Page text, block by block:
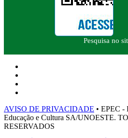
Pesquisa no
AVISO DE PRIVACIDADE • EPEC -
Educação e Cultura SA/UNOESTE.
RESERVADOS